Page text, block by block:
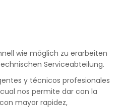
wie möglich zu erarbeiten
Serviceabteilung.
y técnicos profesionales
nos permite dar con la
mayor rapidez,